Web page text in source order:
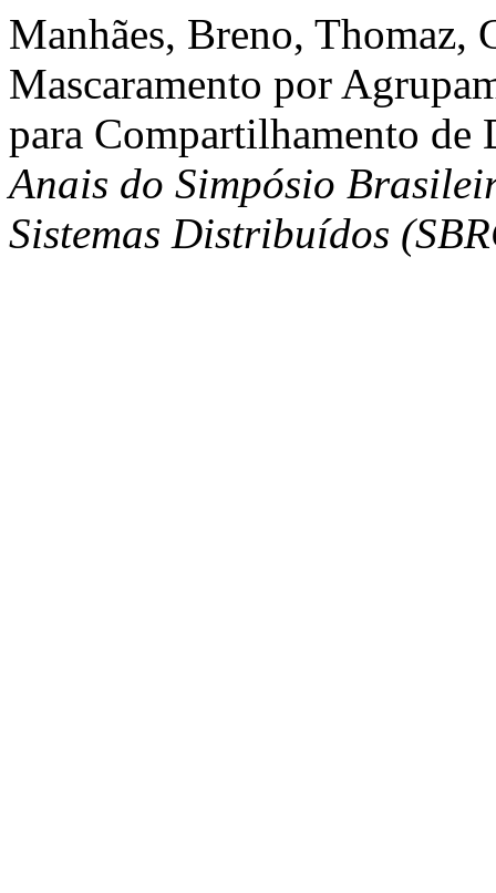
Manhães, Breno,
Mascaramento por
para Compartilhamento de
Anais do Simpósio
Sistemas Distribuídos